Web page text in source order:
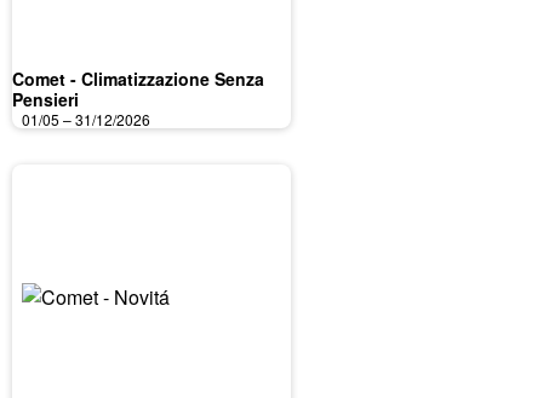
Comet - Climatizzazione Senza
Pensieri
01/05 – 31/12/2026